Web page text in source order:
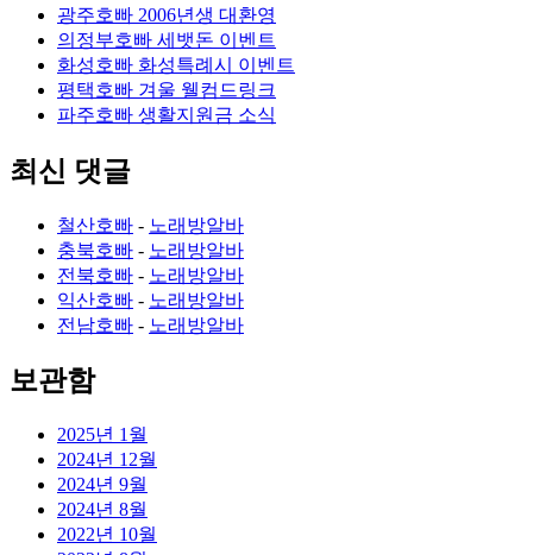
광주호빠 2006년생 대환영
의정부호빠 세뱃돈 이벤트
화성호빠 화성특례시 이벤트
평택호빠 겨울 웰컴드링크
파주호빠 생활지원금 소식
최신 댓글
철산호빠 - 노래방알바
충북호빠 - 노래방알바
전북호빠 - 노래방알바
익산호빠 - 노래방알바
전남호빠 - 노래방알바
보관함
2025년 1월
2024년 12월
2024년 9월
2024년 8월
2022년 10월